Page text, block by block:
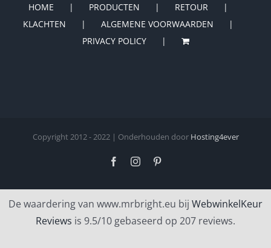
HOME PRODUCTEN
RETOUR
KLACHTEN
ALGEMENE VOORWAARDEN
PRIVACY POLICY
Copyright 2012 - 2022 | Onderhouden door Hosting4ever
FacebookInstagram
De waardering van www.mrbright.eu bij WebwinkelKeur
Reviews is 9.5/10 gebaseerd op 207 reviews.